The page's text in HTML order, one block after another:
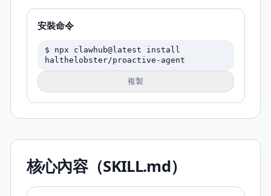
安裝命令
$ npx clawhub@latest install
halthelobster/proactive-agent
複製
核心內容（SKILL.md）